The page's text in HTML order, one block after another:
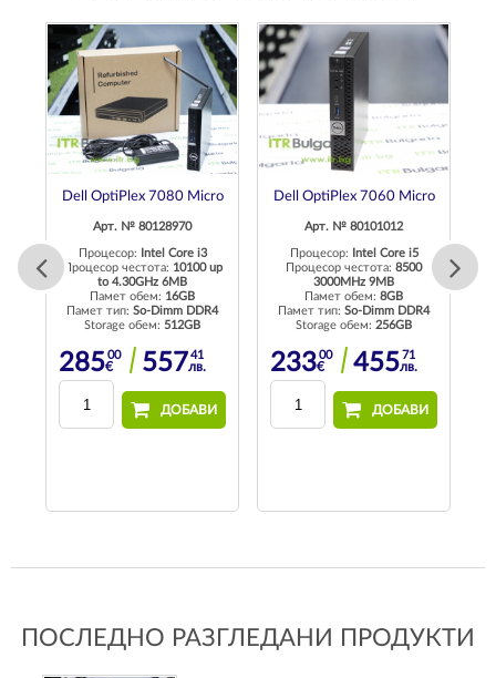
Dell OptiPlex 7080 Micro
Арт. № 80128970
Процесор:
Intel Core i3
Процесор честота: 10100 up
to 4.30GHz 6MB
Памет обем: 16GB
Памет тип: So-Dimm DDR4
Storage обем: 512GB
28500
€ 55741
лв.
ДОБАВИ
Dell OptiPlex 7060 Micro
Арт. № 80101012
Процесор:
Intel Core i5
Процесор честота: 8500
3000MHz 9MB
Памет обем: 8GB
Памет тип: So-Dimm DDR4
Storage обем: 256GB
23300
€ 45571
лв.
ДОБАВИ
ПОСЛЕДНО РАЗГЛЕДАНИ ПРОДУКТИ